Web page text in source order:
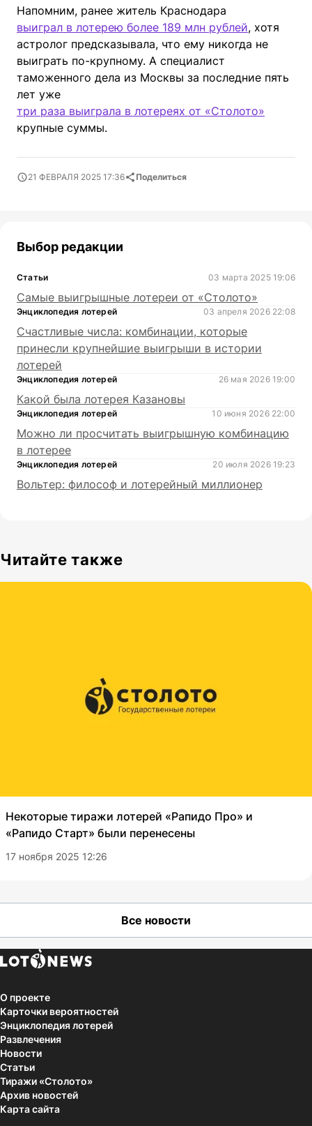
Напомним, ранее житель Краснодара
выиграл в лотерею более 189 млн рублей, хотя
астролог предсказывала, что ему никогда не
выиграть по-крупному. А специалист
таможенного дела из Москвы за последние пять
лет уже
три раза выиграла в лотереях от «Столото»
крупные суммы.
21 ФЕВРАЛЯ 2025 17:36 Поделиться
Выбор редакции
Статьи 03 марта 2025 19:06
Самые выигрышные лотереи от «Столото»
Энциклопедия лотерей 03 апреля 2026 22:08
Счастливые числа: комбинации, которые
принесли крупнейшие выигрыши в истории
лотерей
Энциклопедия лотерей 26 мая 2026 19:00
Какой была лотерея Казановы
Энциклопедия лотерей 10 июня 2026 22:00
Можно ли просчитать выигрышную комбинацию
в лотерее
Энциклопедия лотерей 20 июля 2026 19:23
Вольтер: философ и лотерейный миллионер
Читайте также
Некоторые тиражи лотерей «Рапидо Про» и
«Рапидо Старт» были перенесены
17 ноября 2025 12:26
Все новости
О проекте
Карточки вероятностей
Энциклопедия лотерей
Развлечения
Новости
Статьи
Тиражи «Столото»
Архив новостей
Карта сайта